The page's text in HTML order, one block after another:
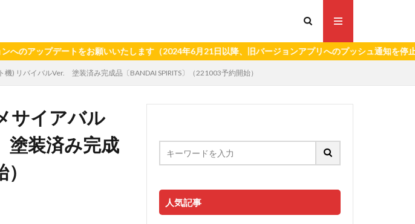
プデートをお願いいたします（2024年6月21日以降、旧バージョンアプリへのプッシュ通知を停止いたしま
) リバイバルVer. 塗装済み完成品〔BANDAI SPIRITS〕（221003予約開始）
サイアバル
塗装済み完成
人気記事